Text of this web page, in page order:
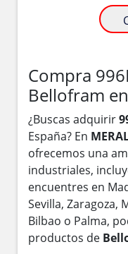
Compra
Bellofram
¿Buscas adquirir
España? En
ofrecemos una
industriales,
encuentres en
Sevilla, Zaragoza,
Bilbao o Palma,
productos de